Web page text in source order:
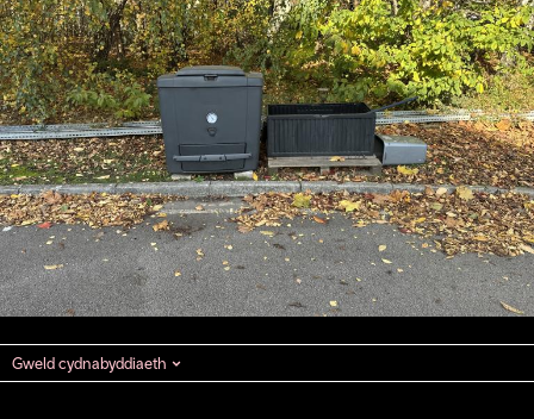
Gweld cydnabyddiaeth